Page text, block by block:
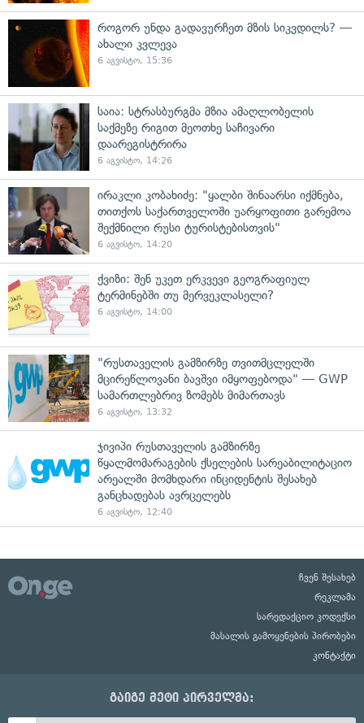
როგორ უნდა გადავურჩეთ მზის სიკვდილს? —
ახალი კვლევა
6 აგვისტო, 15:36
საია: სტრასბურგმა მზია ამაღლობელის
საქმეზე რიგით მეოთხე საჩივარი
დაარეგისტრირა
6 აგვისტო, 14:26
ირაკლი კობახიძე: "ყალბი შინაარსი იქმნება,
თითქოს საქართველოში უარყოფითი გარემოა
შექმნილი რუსი ტურისტებისთვის"
6 აგვისტო, 14:20
ქვიზი: შენ უკეთ ერკვევი გეოგრაფიულ
ტერმინებში თუ მერვეკლასელი?
6 აგვისტო, 14:00
"რუსთაველის გამზირზე თვითმცლელში
მცირეწლოვანი ბავშვი იმყოფებოდა" — GWP
სამართლებრივ ზომებს მიმართავს
6 აგვისტო, 13:32
ჯივიპი რუსთაველის გამზირზე
წყალმომარაგების ქსელების სარეაბილიტაციო
არეალში მომხდარი ინციდენტის შესახებ
განცხადებას ავრცელებს
6 აგვისტო, 12:40
ჩვენ შესახებ
რეკლამა
სარედაქციო კოდექსი
მასალის გამოყენების პირობები
კონტაქტი
გაიგე მეტი პირველმა: